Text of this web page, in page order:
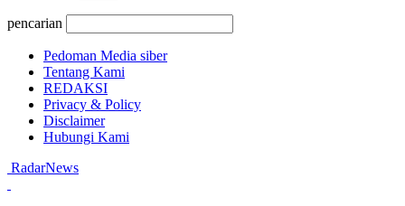
pencarian
Pedoman Media siber
Tentang Kami
REDAKSI
Privacy & Policy
Disclaimer
Hubungi Kami
RadarNews